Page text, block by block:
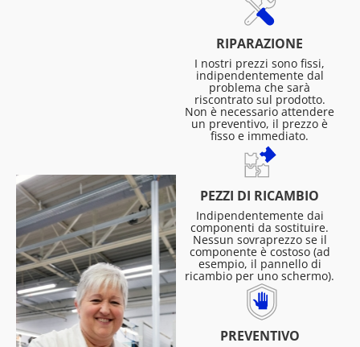
RIPARAZIONE
I nostri prezzi sono fissi,
indipendentemente dal
problema che sarà
riscontrato sul prodotto.
Non è necessario attendere
un preventivo, il prezzo è
fisso e immediato.
PEZZI DI RICAMBIO
Indipendentemente dai
componenti da sostituire.
Nessun sovraprezzo se il
componente è costoso (ad
esempio, il pannello di
ricambio per uno schermo).
PREVENTIVO